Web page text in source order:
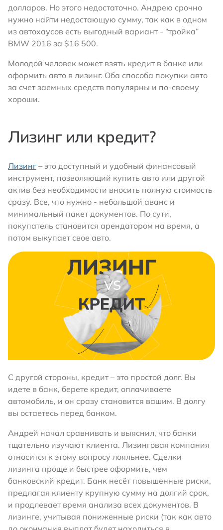
долларов. Но этого недостаточно. Андрею срочно
нужно найти недостающую сумму, так как в одном
из автохаусов есть выгодный вариант - “тройка”
BMW 2016 за $16 500.
Молодой человек может взять кредит в банке или
оформить авто в лизинг. Оба способа покупки авто
за счет заемных средств популярны и по-своему
хороши.
Лизинг или кредит?
Лизинг – это доступный и удобный финансовый
инструмент, позволяющий купить авто или другой
актив без необходимости вносить полную стоимость
сразу. Все, что нужно - небольшой аванс и
минимальный пакет документов. По сути,
покупатель становится арендатором на время, а
потом выкупает свое авто.
С другой стороны, кредит – это простой долг. Вы
идете в банк, берете кредит, оплачиваете
автомобиль, и он сразу становится вашим. В долгу
вы остаетесь перед банком.
Андрей начал сравнивать и выяснил, что банки
тщательно изучают клиента. Лизинговая компания
относится к этому вопросу лояльнее. Сделки
лизинга проще и быстрее оформить, чем
банковский кредит. Банк несёт повышенные риски,
предлагая клиенту крупную сумму на долгий срок,
и продлевает время анализа всех документов. В
лизинге, учитывая пониженные риски (так как авто